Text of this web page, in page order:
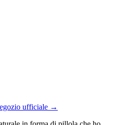
ufficiale →